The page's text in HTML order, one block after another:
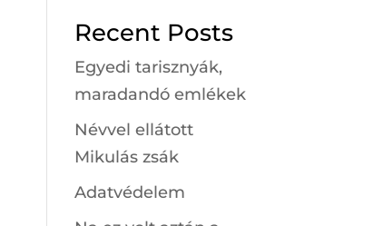
Recent Posts
Egyedi tarisznyák,
maradandó emlékek
Névvel ellátott
Mikulás zsák
Adatvédelem